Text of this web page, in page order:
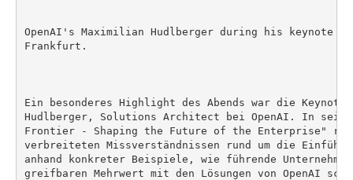
OpenAI's Maximilian Hudlberger during his keynote
Frankfurt.
Ein besonderes Highlight des Abends war die Keynote
Hudlberger, Solutions Architect bei OpenAI. In
Frontier - Shaping the Future of the Enterprise"
verbreiteten Missverständnissen rund um die
anhand konkreter Beispiele, wie führende
greifbaren Mehrwert mit den Lösungen von OpenAI